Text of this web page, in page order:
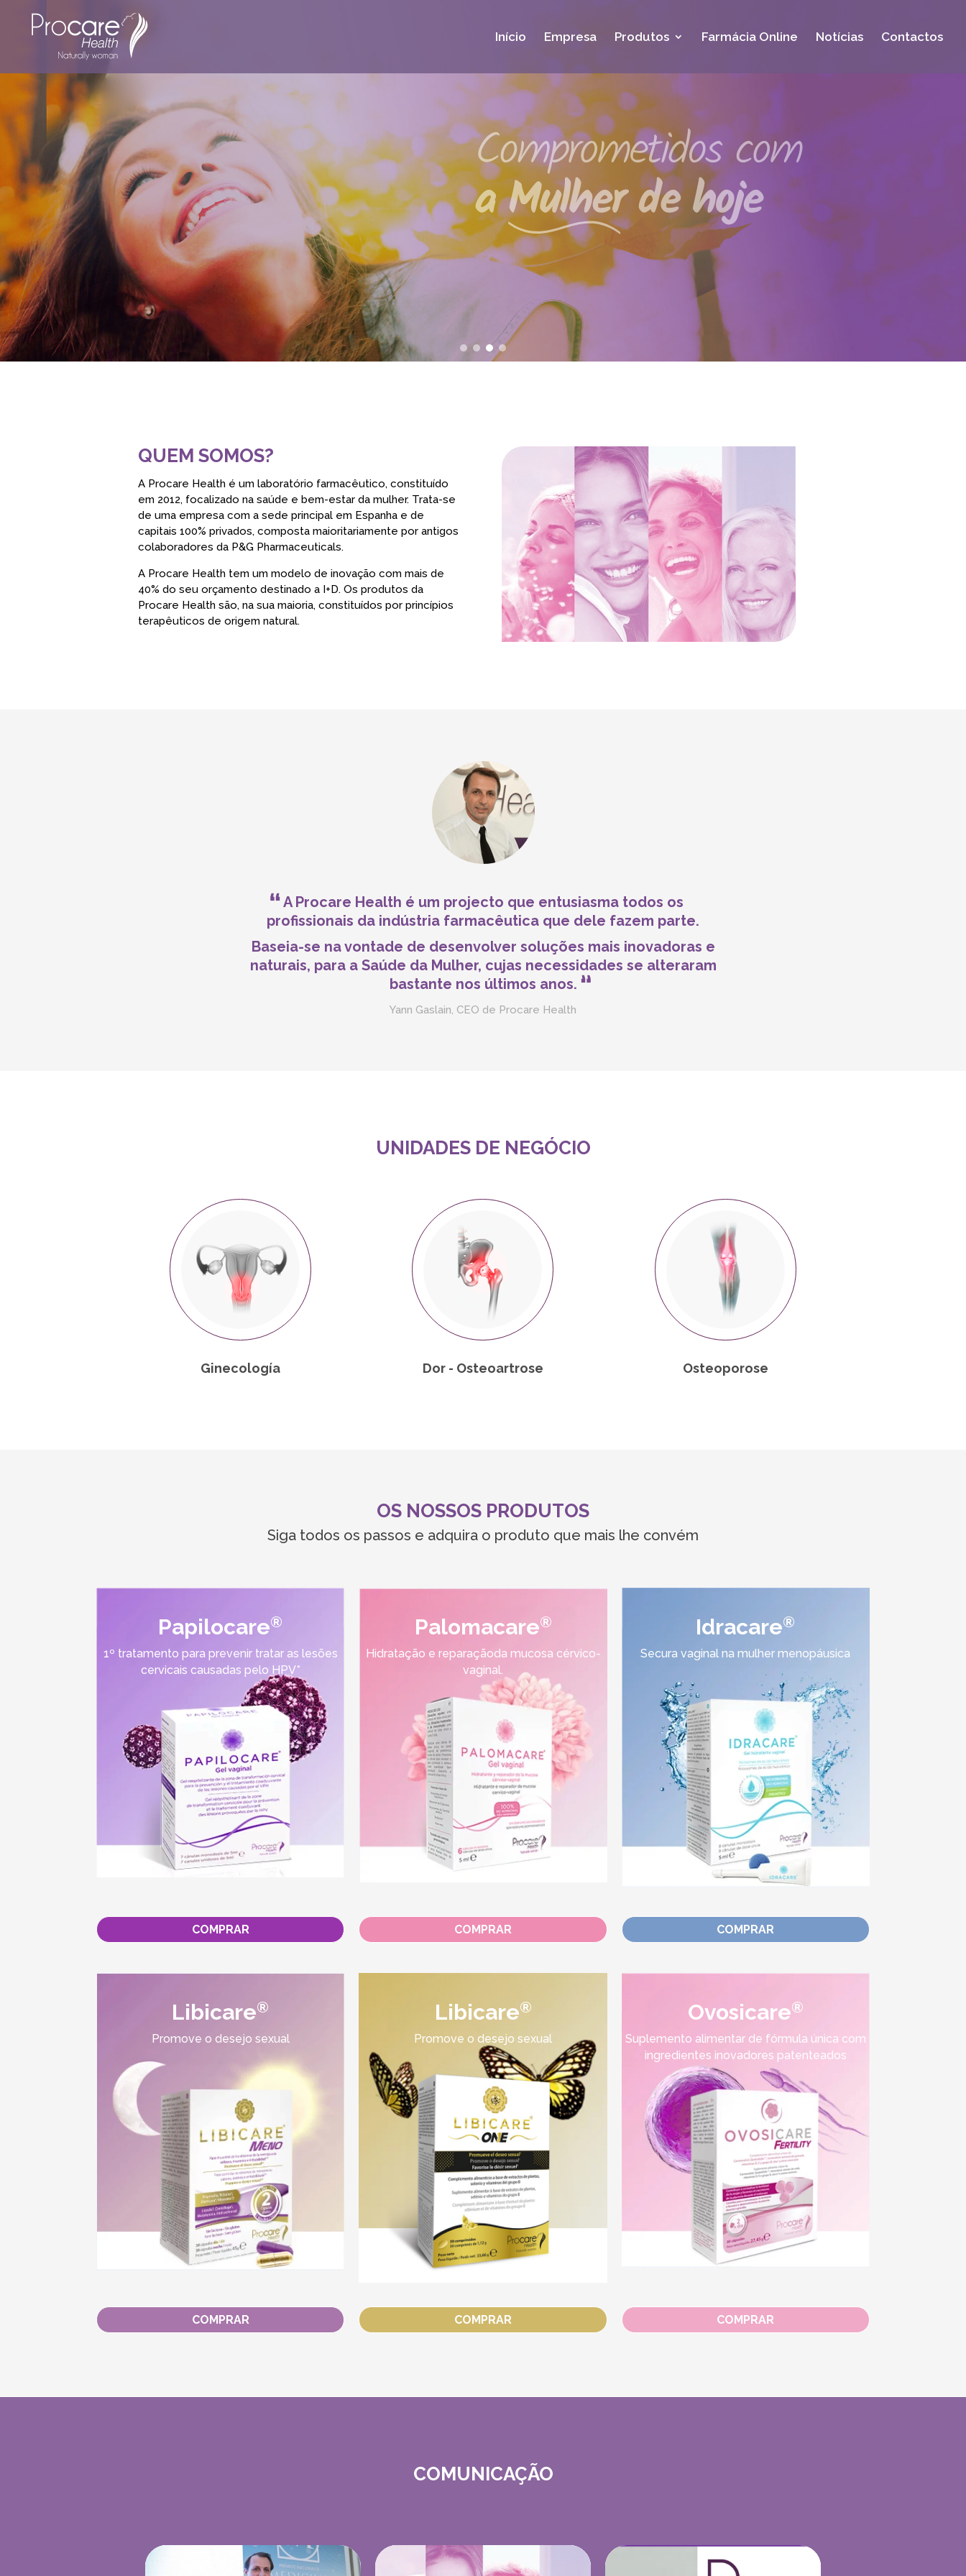
Início Empresa Produtos Farmácia Online Notícias Contactos
QUEM SOMOS?
A Procare Health é um laboratório farmacêutico, constituído
em 2012, focalizado na saúde e bem-estar da mulher. Trata-se
de uma empresa com a sede principal em Espanha e de
capitais 100% privados, composta maioritariamente por antigos
colaboradores da P&G Pharmaceuticals.
A Procare Health tem um modelo de inovação com mais de
40% do seu orçamento destinado a I+D. Os produtos da
Procare Health são, na sua maioria, constituídos por princípios
terapêuticos de origem natural.
Yann Gaslain, CEO de Procare Health
A Procare Health é um projecto que entusiasma todos os
profissionais da indústria farmacêutica que dele fazem parte.
Baseia-se na vontade de desenvolver soluções mais inovadoras e
naturais, para a Saúde da Mulher, cujas necessidades se alteraram
bastante nos últimos anos.
UNIDADES DE NEGÓCIO
Ginecología Dor - Osteoartrose Osteoporose
OS NOSSOS PRODUTOS
Siga todos os passos e adquira o produto que mais lhe convém
Papilocare®
1º tratamento para prevenir tratar as lesões
cervicais causadas pelo HPV*
COMPRAR
Palomacare®
Hidratação e reparaçãoda mucosa cérvico-
vaginal.
COMPRAR
Idracare®
Secura vaginal na mulher menopáusica
COMPRAR
Libicare®
Promove o desejo sexual
COMPRAR
Libicare®
Promove o desejo sexual
COMPRAR
Ovosicare®
Suplemento alimentar de fórmula única com
ingredientes inovadores patenteados
COMPRAR
COMUNICAÇÃO